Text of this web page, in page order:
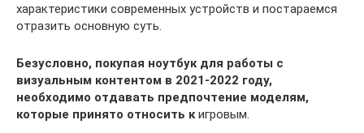
характеристики современных устройств и постараемся
отразить основную суть.
Безусловно, покупая ноутбук для работы с
визуальным контентом в 2021-2022 году,
необходимо отдавать предпочтение моделям,
которые принято относить кигровым.